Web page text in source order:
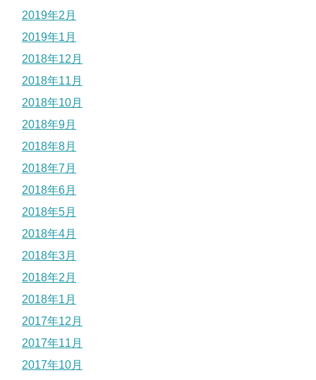
2019年2月
2019年1月
2018年12月
2018年11月
2018年10月
2018年9月
2018年8月
2018年7月
2018年6月
2018年5月
2018年4月
2018年3月
2018年2月
2018年1月
2017年12月
2017年11月
2017年10月